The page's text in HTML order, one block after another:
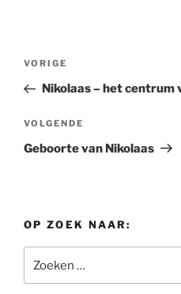
Bericht
Vorig
bericht
VORIGE
Nikolaas – het centrum
Volgend
bericht
VOLGENDE
Geboorte van Nikolaas
OP ZOEK NAAR:
naar: